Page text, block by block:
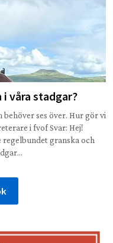
våra stadgar?
behöver ses över. Hur gör vi
i fvof Svar: Hej!
regelbundet granska och